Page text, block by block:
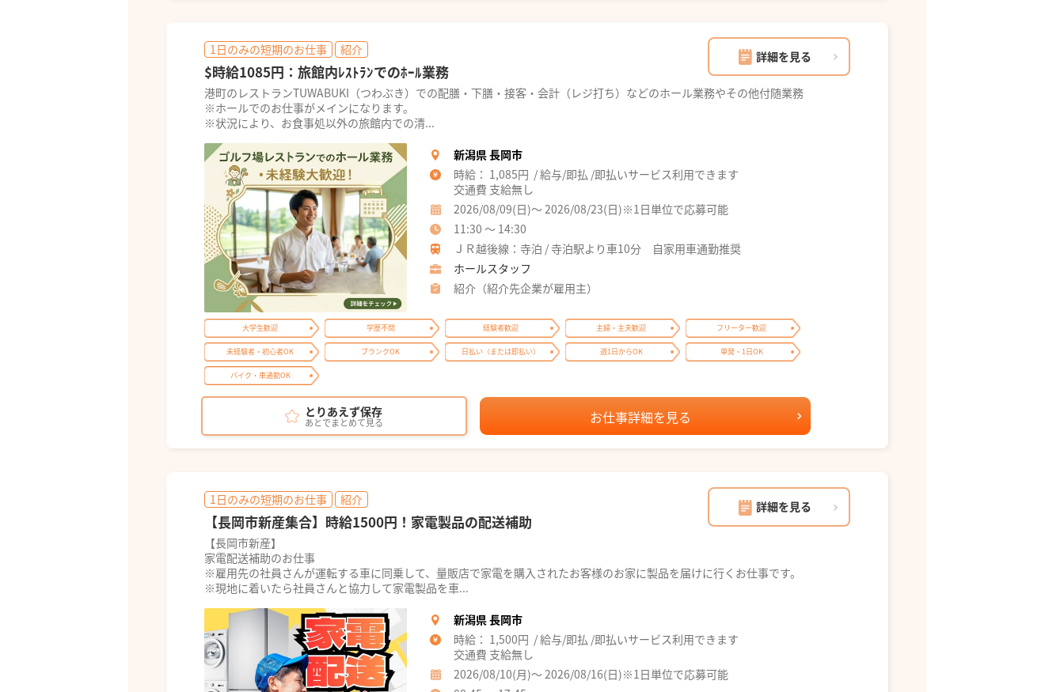
1日のみの短期のお仕事 紹介 詳細を見る
$時給1085円：旅館内ﾚｽﾄﾗﾝでのﾎｰﾙ業務
港町のレストランTUWABUKI（つわぶき）での配膳・下膳・接客・会計（レジ打ち）などのホール業務やその他付随業務
※ホールでのお仕事がメインになります。
※状況により、お食事処以外の旅館内での清...
新潟県 長岡市
時給： 1,085円 / 給与/即払 /即払いサービス利用できます
交通費 支給無し
2026/08/09(日)～ 2026/08/23(日)※1日単位で応募可能
11:30 ～ 14:30
ＪＲ越後線：寺泊 / 寺泊駅より車10分 自家用車通勤推奨
ホールスタッフ
紹介（紹介先企業が雇用主）
大学生歓迎 学歴不問 経験者歓迎 主婦・主夫歓迎 フリーター歓迎
未経験者・初心者OK ブランクOK 日払い（または即払い） 週1日からOK 単発・1日OK
バイク・車通勤OK
とりあえず保存
あとでまとめて見る お仕事詳細を見る
1日のみの短期のお仕事 紹介 詳細を見る
【長岡市新産集合】時給1500円！家電製品の配送補助
【長岡市新産】
家電配送補助のお仕事
※雇用先の社員さんが運転する車に同乗して、量販店で家電を購入されたお客様のお家に製品を届けに行くお仕事です。
※現地に着いたら社員さんと協力して家電製品を車...
新潟県 長岡市
時給： 1,500円 / 給与/即払 /即払いサービス利用できます
交通費 支給無し
2026/08/10(月)～ 2026/08/16(日)※1日単位で応募可能